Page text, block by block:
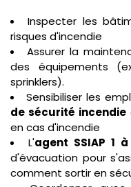
Inspecter les
risques d'incendie
Assurer la
des équipements
sprinklers).
Sensibiliser les
de sécurité incendie
en cas d'incendie
L'agent SSIAP 1
d'évacuation pour
comment sortir en